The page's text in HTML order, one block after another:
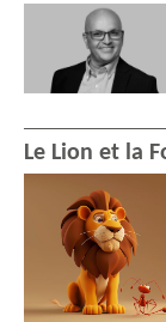
Le Lion et la